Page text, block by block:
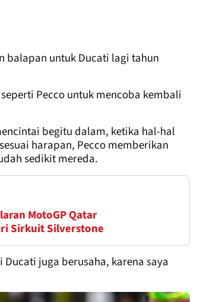
balapan untuk Ducati lagi tahun
Pecco untuk mencoba kembali
begitu dalam, ketika hal-hal
harapan, Pecco memberikan
sedikit mereda.
MotoGP Qatar
Sirkuit Silverstone
juga berusaha, karena saya